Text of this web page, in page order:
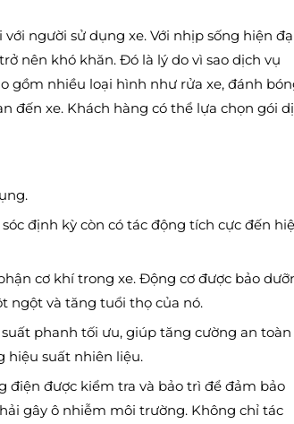
người sử dụng xe. Với nhịp sống hiện
nên khó khăn. Đó là lý do vì sao dịch vụ
gồm nhiều loại hình như rửa xe, đánh
đến xe. Khách hàng có thể lựa chọn gói
định kỳ còn có tác động tích cực đến
cơ khí trong xe. Động cơ được bảo
ngột và tăng tuổi thọ của nó.
phanh tối ưu, giúp tăng cường an toàn
hiệu suất nhiên liệu.
điện được kiểm tra và bảo trì để đảm bảo
gây ô nhiễm môi trường. Không chỉ tác